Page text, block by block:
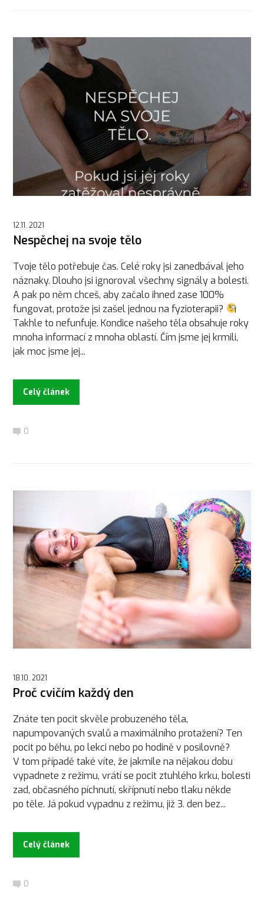
12.11. 2021
Nespěchej na svoje tělo
Tvoje tělo potřebuje čas. Celé roky jsi zanedbával jeho
náznaky. Dlouho jsi ignoroval všechny signály a bolesti.
A pak po něm chceš, aby začalo ihned zase 100%
fungovat, protože jsi zašel jednou na fyzioterapii?
Takhle to nefunfuje. Kondice našeho těla obsahuje roky
mnoha informací z mnoha oblastí. Čím jsme jej krmili,
jak moc jsme jej...
Celý článek
0
18.10. 2021
Proč cvičím každý den
Znáte ten pocit skvěle probuzeného těla,
napumpovaných svalů a maximálního protažení? Ten
pocit po běhu, po lekci nebo po hodině v posilovně?
V tom případě také víte, že jakmile na nějakou dobu
vypadnete z režimu, vrátí se pocit ztuhlého krku, bolesti
zad, občasného píchnutí, skřípnutí nebo tlaku někde
po těle. Já pokud vypadnu z režimu, již 3. den bez...
Celý článek
0